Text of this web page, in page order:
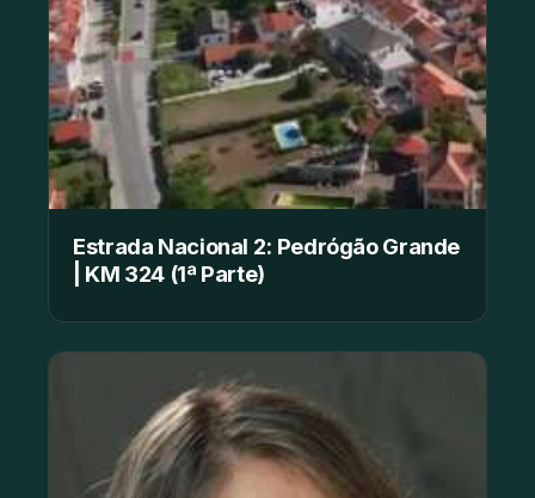
Estrada Nacional 2: Pedrógão Grande
| KM 324 (1ª Parte)